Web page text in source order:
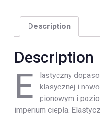
Description
Description
E
lastyczny
klasycznej i
pionowym i
imperium ciepła.